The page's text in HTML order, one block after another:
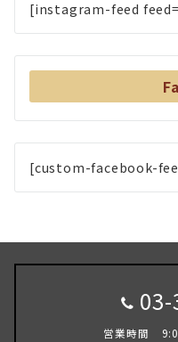
[instagram-feed
[custom-facebook-
営業時間